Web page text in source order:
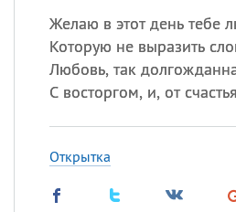
Желаю в этот день тебе
Которую не выразить
Любовь, так
С восторгом, и, от
Открытка